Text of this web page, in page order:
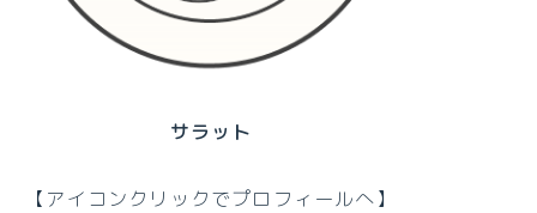
サラット
【アイコンクリックでプロフィールへ】